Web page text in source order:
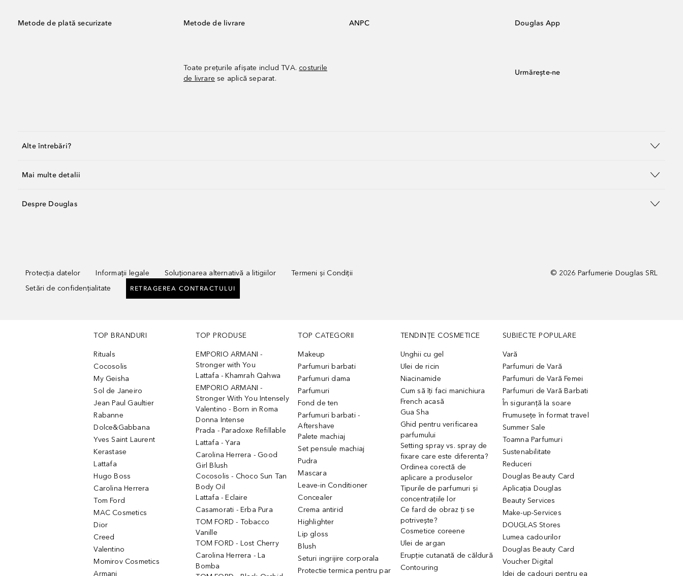
Metode de plată securizate Metode de livrare
Toate prețurile afișate includ TVA. costurile
de livrare se aplică separat.
ANPC Douglas App
Urmărește-ne
Alte întrebări?
Mai multe detalii
Despre Douglas
Protecția datelor Informații legale Soluționarea alternativă a litigiilor
Termeni și Condiții
Setări de confidențialitate
RETRAGEREA CONTRACTULUI
© 2026 Parfumerie Douglas SRL
TOP BRANDURI
Rituals
Cocosolis
My Geisha
Sol de Janeiro
Jean Paul Gaultier
Rabanne
Dolce&Gabbana
Yves Saint Laurent
Kerastase
Lattafa
Hugo Boss
Carolina Herrera
Tom Ford
MAC Cosmetics
Dior
Creed
Valentino
Momirov Cosmetics
Armani
TOP PRODUSE
EMPORIO ARMANI -
Stronger with You
Lattafa - Khamrah Qahwa
EMPORIO ARMANI -
Stronger With You Intensely
Valentino - Born in Roma
Donna Intense
Prada - Paradoxe Refillable
Lattafa - Yara
Carolina Herrera - Good
Girl Blush
Cocosolis - Choco Sun Tan
Body Oil
Lattafa - Eclaire
Casamorati - Erba Pura
TOM FORD - Tobacco
Vanille
TOM FORD - Lost Cherry
Carolina Herrera - La
Bomba
TOP CATEGORII
Makeup
Parfumuri barbati
Parfumuri dama
Parfumuri
Fond de ten
Parfumuri barbati -
Aftershave
Palete machiaj
Set pensule machiaj
Pudra
Mascara
Leave-in Conditioner
Concealer
Crema antirid
Highlighter
Lip gloss
Blush
Seturi ingrijire corporala
Protectie termica pentru par
TENDINȚE COSMETICE
Unghii cu gel
Ulei de ricin
Niacinamide
Cum să îți faci manichiura
French acasă
Gua Sha
Ghid pentru verificarea
parfumului
Setting spray vs. spray de
fixare care este diferenta?
Ordinea corectă de
aplicare a produselor
Tipurile de parfumuri și
concentrațiile lor
Ce fard de obraz ți se
potrivește?
Cosmetice coreene
Ulei de argan
Erupție cutanată de căldură
Contouring
SUBIECTE POPULARE
Vară
Parfumuri de Vară
Parfumuri de Vară Femei
Parfumuri de Vară Barbati
În siguranță la soare
Frumusețe în format travel
Summer Sale
Toamna Parfumuri
Sustenabilitate
Reduceri
Douglas Beauty Card
Aplicația Douglas
Beauty Services
Make-up-Services
DOUGLAS Stores
Lumea cadourilor
Douglas Beauty Card
Voucher Digital
Idei de cadouri pentru ea